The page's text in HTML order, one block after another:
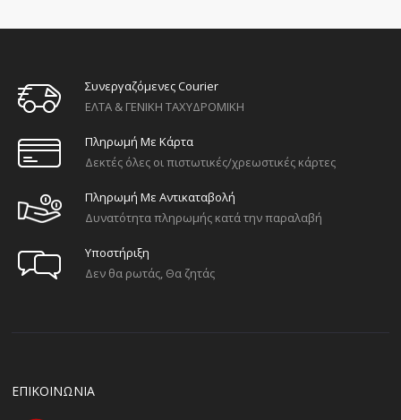
Συνεργαζόμενες Courier
ΕΛΤΑ & ΓΕΝΙΚΗ ΤΑΧΥΔΡΟΜΙΚΗ
Πληρωμή Με Κάρτα
Δεκτές όλες οι πιστωτικές/χρεωστικές κάρτες
Πληρωμή Με Αντικαταβολή
Δυνατότητα πληρωμής κατά την παραλαβή
Υποστήριξη
Δεν θα ρωτάς, Θα ζητάς
ΕΠΙΚΟΙΝΩΝΙΑ